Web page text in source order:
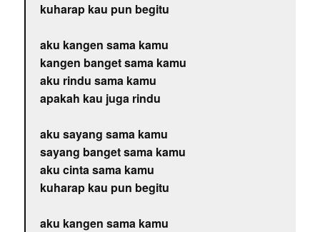
kuharap kau pun begitu
aku kangen sama kamu
kangen banget sama kamu
aku rindu sama kamu
apakah kau juga rindu
aku sayang sama kamu
sayang banget sama kamu
aku cinta sama kamu
kuharap kau pun begitu
aku kangen sama kamu